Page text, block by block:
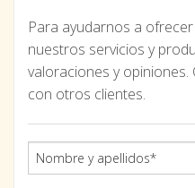
Para ayudarnos a
nuestros servicios y
valoraciones y
con otros clientes.